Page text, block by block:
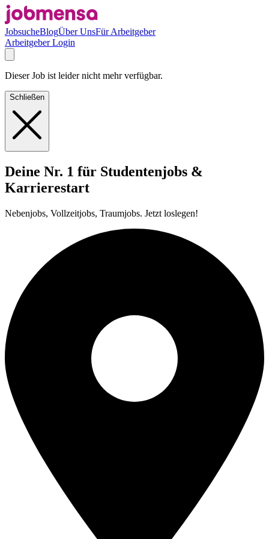
JobsucheBlogÜber UnsFür Arbeitgeber
Arbeitgeber Login
Dieser Job ist leider nicht mehr verfügbar.
Schließen
Deine Nr. 1 für Studentenjobs &
Karrierestart
Nebenjobs, Vollzeitjobs, Traumjobs. Jetzt loslegen!